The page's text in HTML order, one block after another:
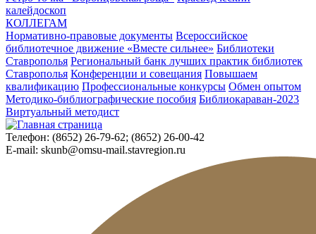
калейдоскоп
КОЛЛЕГАМ
Нормативно-правовые документы Всероссийское
библиотечное движение «Вместе сильнее» Библиотеки
Ставрополья Региональный банк лучших практик библиотек
Ставрополья Конференции и совещания Повышаем
квалификацию Профессиональные конкурсы Обмен опытом
Методико-библиографические пособия Библиокараван-2023
Виртуальный методист
Телефон: (8652) 26-79-62; (8652) 26-00-42
E-mail: skunb@omsu-mail.stavregion.ru